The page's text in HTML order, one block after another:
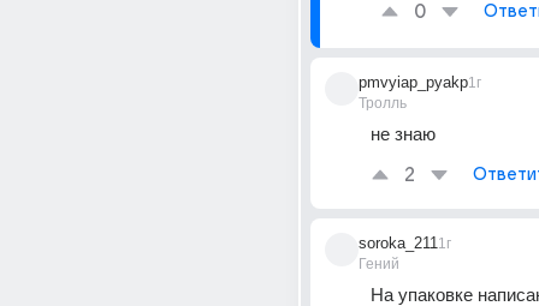
0
pmvyiap_pyakp
Тролль
1г
не знаю
2
soroka_211
Гений
1г
На упаковке